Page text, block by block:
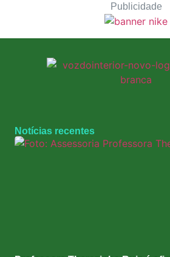
Publicidade
Notícias recentes